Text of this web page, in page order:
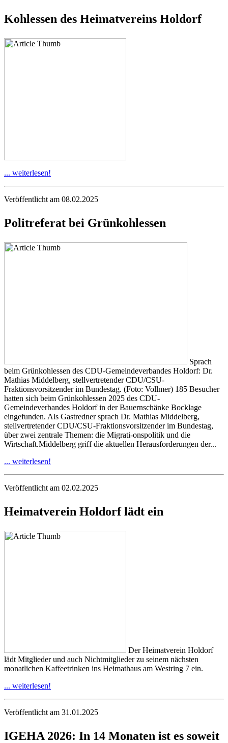
Kohlessen des Heimatvereins Holdorf
... weiterlesen!
Veröffentlicht am 08.02.2025
Politreferat bei Grünkohlessen
Sprach
beim Grünkohlessen des CDU-Gemeindeverbandes Holdorf: Dr.
Mathias Middelberg, stellvertretender CDU/CSU-
Fraktionsvorsitzender im Bundestag. (Foto: Vollmer) 185 Besucher
hatten sich beim Grünkohlessen 2025 des CDU-
Gemeindeverbandes Holdorf in der Bauernschänke Bocklage
eingefunden. Als Gastredner sprach Dr. Mathias Middelberg,
stellvertretender CDU/CSU-Fraktionsvorsitzender im Bundestag,
über zwei zentrale Themen: die Migrati-onspolitik und die
Wirtschaft.Middelberg griff die aktuellen Herausforderungen der...
... weiterlesen!
Veröffentlicht am 02.02.2025
Heimatverein Holdorf lädt ein
Der Heimatverein Holdorf
lädt Mitglieder und auch Nichtmitglieder zu seinem nächsten
monatlichen Kaffeetrinken ins Heimathaus am Westring 7 ein.
... weiterlesen!
Veröffentlicht am 31.01.2025
IGEHA 2026: In 14 Monaten ist es soweit